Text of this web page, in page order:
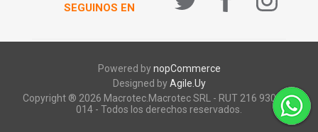
SEGUINOS EN
Powered bynopCommerce
Designed byAgile.Uy
Copyright ® 2026 Macrotec.Macrotec SRL - RUT 216 930 920
014 - Todos los derechos reservados.